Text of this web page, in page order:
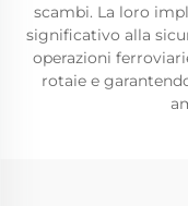
scambi. La loro
significativo alla
operazioni
rotaie e